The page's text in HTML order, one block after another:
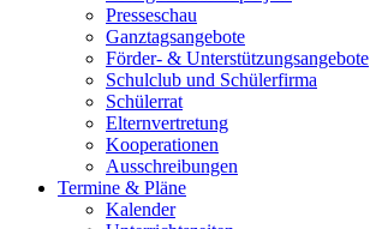
Presseschau
Ganztagsangebote
Förder- & Unterstützungsangebote
Schulclub und Schülerfirma
Schülerrat
Elternvertretung
Kooperationen
Ausschreibungen
Termine & Pläne
Kalender